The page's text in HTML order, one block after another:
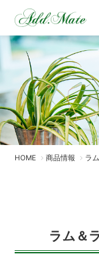
商
HOME 商品情報 ラ
ラム＆